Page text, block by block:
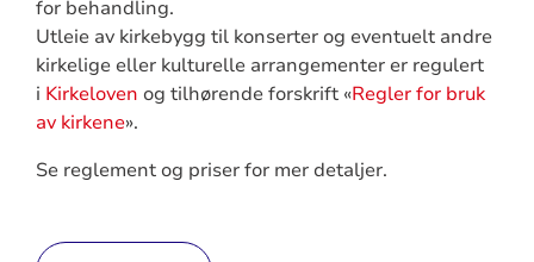
for behandling.
Utleie av kirkebygg til konserter og eventuelt andre
kirkelige eller kulturelle arrangementer er regulert
i Kirkeloven og tilhørende forskrift «Regler for bruk
av kirkene».
Se reglement og priser for mer detaljer.